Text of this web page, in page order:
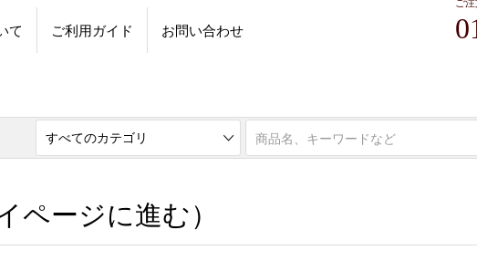
て ご利用ガイド お問い合わせ
イン（マイページに進む）
ページに進む）